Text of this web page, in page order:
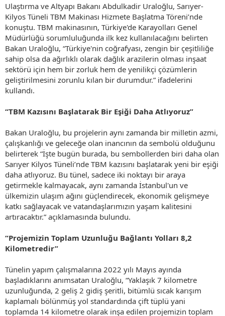
Ulaştırma ve Altyapı Bakanı Abdulkadir Uraloğlu, Sarıyer-
Kilyos Tüneli TBM Makinası Hizmete Başlatma Töreni’nde
konuştu. TBM makinasının, Türkiye'de Karayolları Genel
Müdürlüğü sorumluluğunda ilk kez kullanılacağını belirten
Bakan Uraloğlu, “Türkiye'nin coğrafyası, zengin bir çeşitliliğe
sahip olsa da ağırlıklı olarak dağlık arazilerin olması inşaat
sektörü için hem bir zorluk hem de yenilikçi çözümlerin
geliştirilmesini zorunlu kılan bir durumdur.” ifadelerini
kullandı.
“TBM Kazısını Başlatarak Bir Eşiği Daha Atlıyoruz”
Bakan Uraloğlu, bu projelerin aynı zamanda bir milletin azmi,
çalışkanlığı ve geleceğe olan inancının da sembolü olduğunu
belirterek “İşte bugün burada, bu sembollerden biri daha olan
Sarıyer Kilyos Tüneli’nde TBM kazısını başlatarak yeni bir eşiği
daha atlıyoruz. Bu tünel, sadece iki noktayı bir araya
getirmekle kalmayacak, aynı zamanda İstanbul'un ve
ülkemizin ulaşım ağını güçlendirecek, ekonomik gelişmeye
katkı sağlayacak ve vatandaşlarımızın yaşam kalitesini
artıracaktır.” açıklamasında bulundu.
“Projemizin Toplam Uzunluğu Bağlantı Yolları 8,2
Kilometredir”
Tünelin yapım çalışmalarına 2022 yılı Mayıs ayında
başladıklarını anımsatan Uraloğlu, “Yaklaşık 7 kilometre
uzunluğunda, 2 geliş 2 gidiş şeritli, bitümlü sıcak karışım
kaplamalı bölünmüş yol standardında çift tüplü yani
toplamda 14 kilometre olarak inşa edilen projemizin toplam